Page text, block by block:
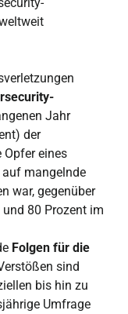
Jahr
der
Opfer eines
auf mangelnde
war, gegenüber
und 80 Prozent im
Folgen für die
sind
bis hin zu
Umfrage